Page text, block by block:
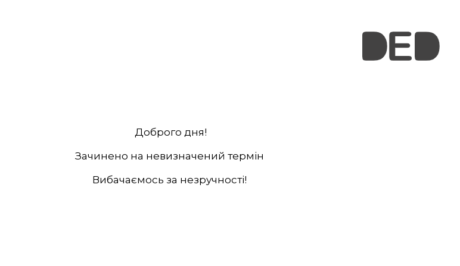
Доброго дня!
Зачинено на невизначений термін
Вибачаємось за незручності!